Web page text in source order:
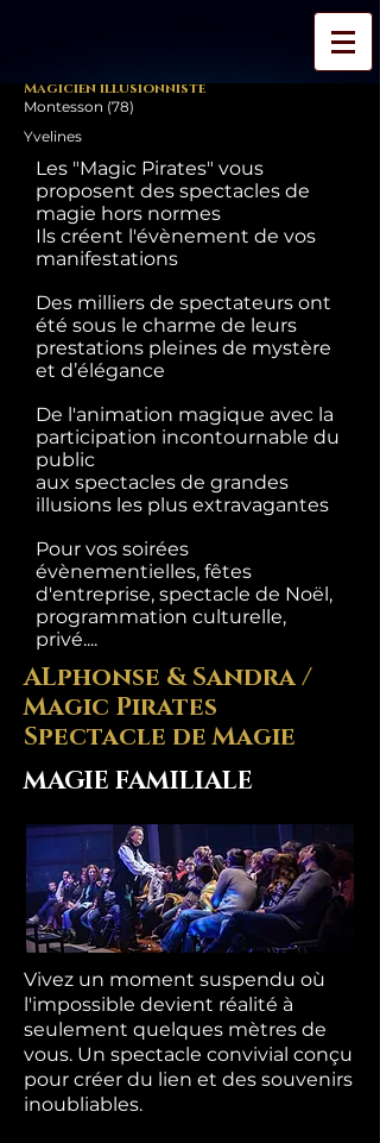
Magicien illusionniste
Montesson (78)
Yvelines
Les "Magic Pirates" vous
proposent des spectacles de
magie hors normes
Ils créent l'évènement de vos
manifestations
Des milliers de spectateurs ont
été sous le charme de leurs
prestations pleines de mystère
et d’élégance
De l'animation magique avec la
participation incontournable du
public
aux spectacles de grandes
illusions les plus extravagantes
Pour vos soirées
évènementielles, fêtes
d'entreprise, spectacle de Noël,
programmation culturelle,
privé....
ALphonse & Sandra /
Magic Pirates
Spectacle de Magie
MAGIE FAMILIALE
Vivez un moment suspendu où
l'impossible devient réalité à
seulement quelques mètres de
vous. Un spectacle convivial conçu
pour créer du lien et des souvenirs
inoubliables.